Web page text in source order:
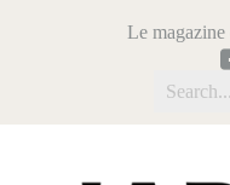
Le magazine